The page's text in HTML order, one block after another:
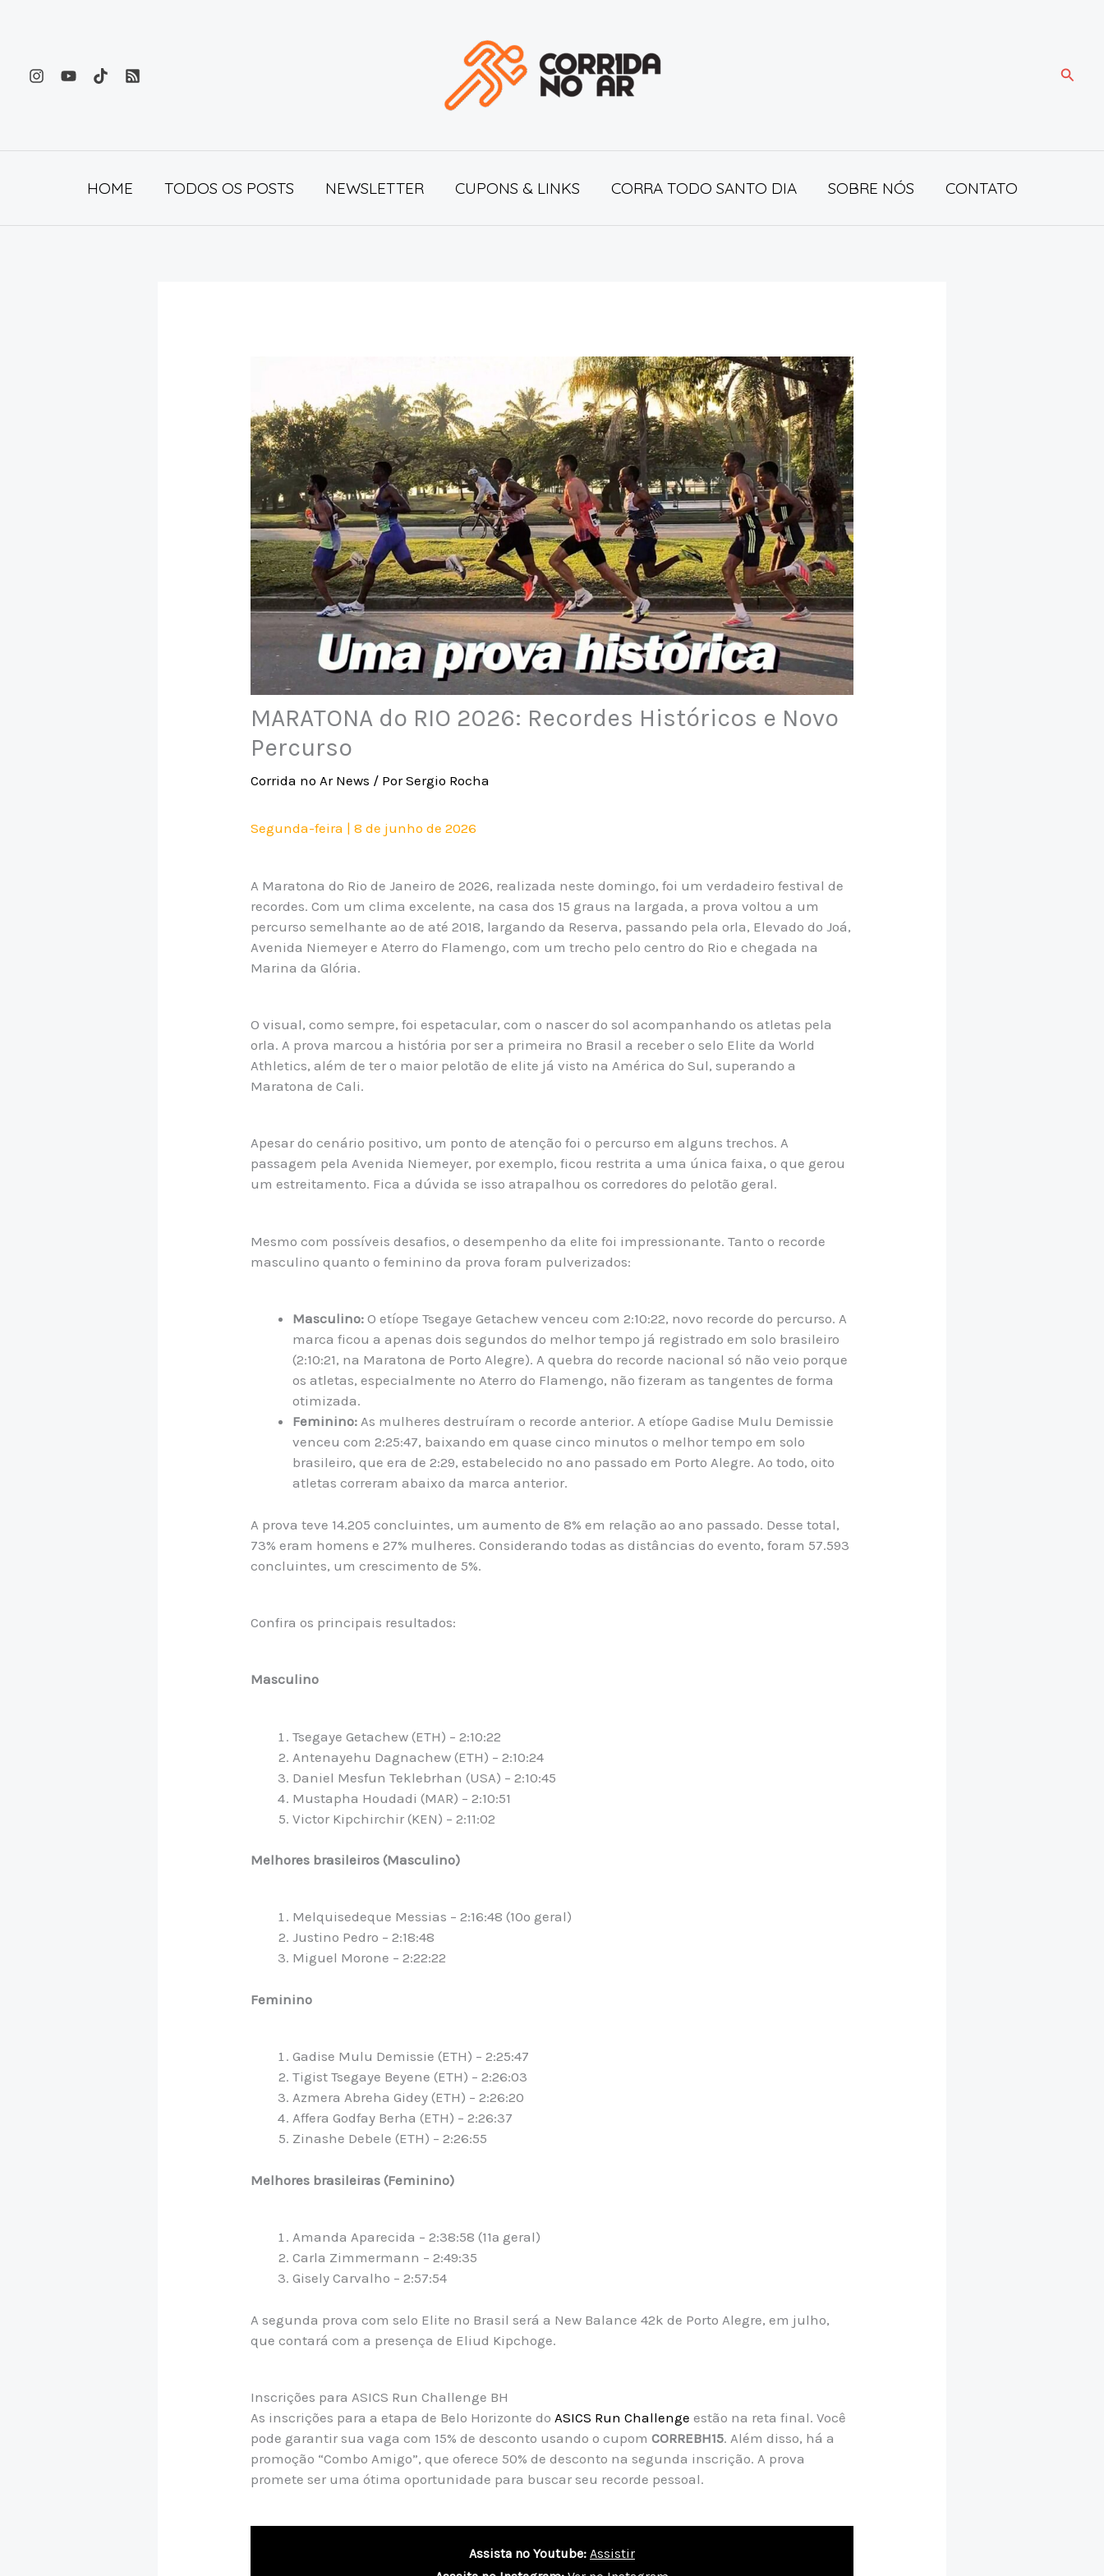
conteúdo
HOME TODOS OS POSTS NEWSLETTER CUPONS & LINKS CORRA TODO SANTO DIA SOBRE NÓS CONTATO
MARATONA do RIO 2026: Recordes Históricos e Novo
Percurso
Corrida no Ar News / PorSergio Rocha
Segunda-feira | 8 de junho de 2026
A Maratona do Rio de Janeiro de 2026, realizada neste domingo, foi um verdadeiro festival de
recordes. Com um clima excelente, na casa dos 15 graus na largada, a prova voltou a um
percurso semelhante ao de até 2018, largando da Reserva, passando pela orla, Elevado do Joá,
Avenida Niemeyer e Aterro do Flamengo, com um trecho pelo centro do Rio e chegada na
Marina da Glória.
O visual, como sempre, foi espetacular, com o nascer do sol acompanhando os atletas pela
orla. A prova marcou a história por ser a primeira no Brasil a receber o selo Elite da World
Athletics, além de ter o maior pelotão de elite já visto na América do Sul, superando a
Maratona de Cali.
Apesar do cenário positivo, um ponto de atenção foi o percurso em alguns trechos. A
passagem pela Avenida Niemeyer, por exemplo, ficou restrita a uma única faixa, o que gerou
um estreitamento. Fica a dúvida se isso atrapalhou os corredores do pelotão geral.
Mesmo com possíveis desafios, o desempenho da elite foi impressionante. Tanto o recorde
masculino quanto o feminino da prova foram pulverizados:
Masculino: O etíope Tsegaye Getachew venceu com 2:10:22, novo recorde do percurso. A
marca ficou a apenas dois segundos do melhor tempo já registrado em solo brasileiro
(2:10:21, na Maratona de Porto Alegre). A quebra do recorde nacional só não veio porque
os atletas, especialmente no Aterro do Flamengo, não fizeram as tangentes de forma
otimizada.
Feminino: As mulheres destruíram o recorde anterior. A etíope Gadise Mulu Demissie
venceu com 2:25:47, baixando em quase cinco minutos o melhor tempo em solo
brasileiro, que era de 2:29, estabelecido no ano passado em Porto Alegre. Ao todo, oito
atletas correram abaixo da marca anterior.
A prova teve 14.205 concluintes, um aumento de 8% em relação ao ano passado. Desse total,
73% eram homens e 27% mulheres. Considerando todas as distâncias do evento, foram 57.593
concluintes, um crescimento de 5%.
Confira os principais resultados:
Masculino
Tsegaye Getachew (ETH) – 2:10:22
Antenayehu Dagnachew (ETH) – 2:10:24
Daniel Mesfun Teklebrhan (USA) – 2:10:45
Mustapha Houdadi (MAR) – 2:10:51
Victor Kipchirchir (KEN) – 2:11:02
Melhores brasileiros (Masculino)
Melquisedeque Messias – 2:16:48 (10º geral)
Justino Pedro – 2:18:48
Miguel Morone – 2:22:22
Feminino
Gadise Mulu Demissie (ETH) – 2:25:47
Tigist Tsegaye Beyene (ETH) – 2:26:03
Azmera Abreha Gidey (ETH) – 2:26:20
Affera Godfay Berha (ETH) – 2:26:37
Zinashe Debele (ETH) – 2:26:55
Melhores brasileiras (Feminino)
Amanda Aparecida – 2:38:58 (11ª geral)
Carla Zimmermann – 2:49:35
Gisely Carvalho – 2:57:54
A segunda prova com selo Elite no Brasil será a New Balance 42k de Porto Alegre, em julho,
que contará com a presença de Eliud Kipchoge.
Inscrições para ASICS Run Challenge BH
As inscrições para a etapa de Belo Horizonte doASICS Run Challenge estão na reta final. Você
pode garantir sua vaga com 15% de desconto usando o cupomCORREBH15. Além disso, há a
promoção “Combo Amigo”, que oferece 50% de desconto na segunda inscrição. A prova
promete ser uma ótima oportunidade para buscar seu recorde pessoal.
Assista no Youtube: Assistir